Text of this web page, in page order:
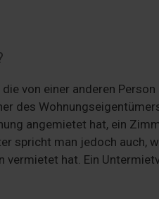
von einer anderen
des
angemietet hat, ein
spricht man jedoch auch,
vermietet hat. Ein